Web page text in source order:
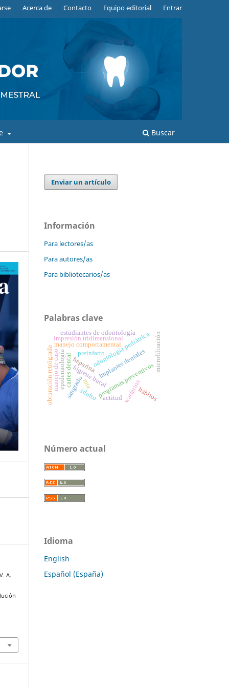
Buscar
Acerca de Contacto Equipo editorial Entrar
A.
Enviar un artículo
Información
Para lectores/as
Para autores/as
Para bibliotecarios/as
Palabras clave
odontología pediátrica
manejo comportamental
higiene bucalprogramas preventivos
implantes dentales
impresión tridimensional
caries dental
warfarina
heparina
sangrado
preinfarto microfiltración
actitud hábitos
estudiantes de odontología
epidemiología
obturación retrógrada mta
adulto
manejo de caso
Número actual
Idioma
English
Español (España)